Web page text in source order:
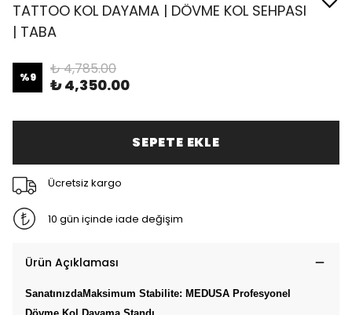
TATTOO KOL DAYAMA | DÖVME KOL SEHPASI
| TABA
%9 ₺ 4,785.00
₺ 4,350.00
SEPETE EKLE
Ücretsiz kargo
10 gün içinde iade değişim
Ürün Açıklaması
SanatınızdaMaksimum Stabilite: MEDUSA Profesyonel